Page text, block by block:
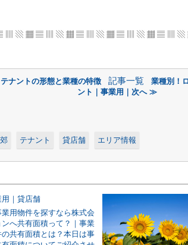
▥ ▧ ▦ ▤ ▥ ▧ ▦ ▤ ▥ ▧ ▦ ▤ ▥ ▧ ▦ ▤ ▥ ▧
ナントの形態と業種の特徴 記事一覧
業種別！
ント｜事業用｜次へ ≫
テナント 貸店舗 エリア情報
｜貸店舗
用物件を探すなら株式会
へ共有面積って？｜事業
共有面積とは？本日は事